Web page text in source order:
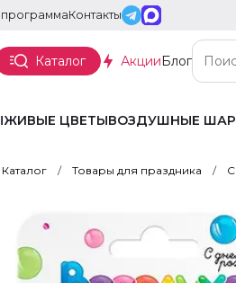
Контакты
Каталог АкцииБлог
ЖИВЫЕ ЦВЕТЫВОЗДУШНЫЕ
Каталог Товары для праздника